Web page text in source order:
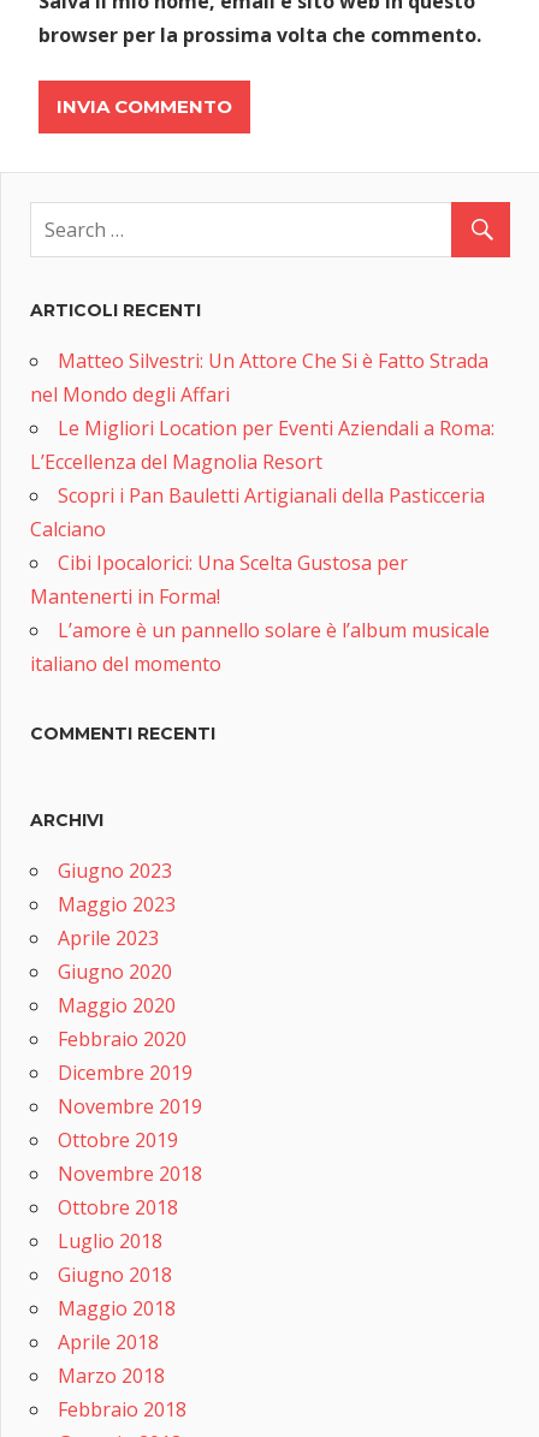
browser per la prossima volta che commento.
ARTICOLI RECENTI
Matteo Silvestri: Un Attore Che Si è Fatto Strada
nel Mondo degli Affari
Le Migliori Location per Eventi Aziendali a Roma:
L’Eccellenza del Magnolia Resort
Scopri i Pan Bauletti Artigianali della Pasticceria
Calciano
Cibi Ipocalorici: Una Scelta Gustosa per
Mantenerti in Forma!
L’amore è un pannello solare è l’album musicale
italiano del momento
COMMENTI RECENTI
ARCHIVI
Giugno 2023
Maggio 2023
Aprile 2023
Giugno 2020
Maggio 2020
Febbraio 2020
Dicembre 2019
Novembre 2019
Ottobre 2019
Novembre 2018
Ottobre 2018
Luglio 2018
Giugno 2018
Maggio 2018
Aprile 2018
Marzo 2018
Febbraio 2018